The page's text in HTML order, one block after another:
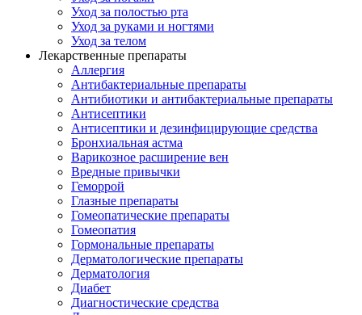
Уход за полостью рта
Уход за руками и ногтями
Уход за телом
Лекарственные препараты
Аллергия
Антибактериальные препараты
Антибиотики и антибактериальные препараты
Антисептики
Антисептики и дезинфицирующие средства
Бронхиальная астма
Варикозное расширение вен
Вредные привычки
Геморрой
Глазные препараты
Гомеопатические препараты
Гомеопатия
Гормональные препараты
Дерматологические препараты
Дерматология
Диабет
Диагностические средства